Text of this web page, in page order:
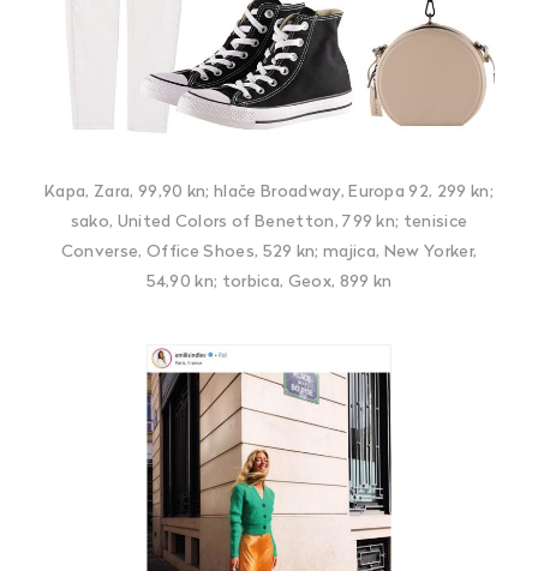
Kapa, Zara, 99,90 kn; hlače Broadway, Europa 92, 299 kn;
sako, United Colors of Benetton, 799 kn; tenisice
Converse, Office Shoes, 529 kn; majica, New Yorker,
54,90 kn; torbica, Geox, 899 kn